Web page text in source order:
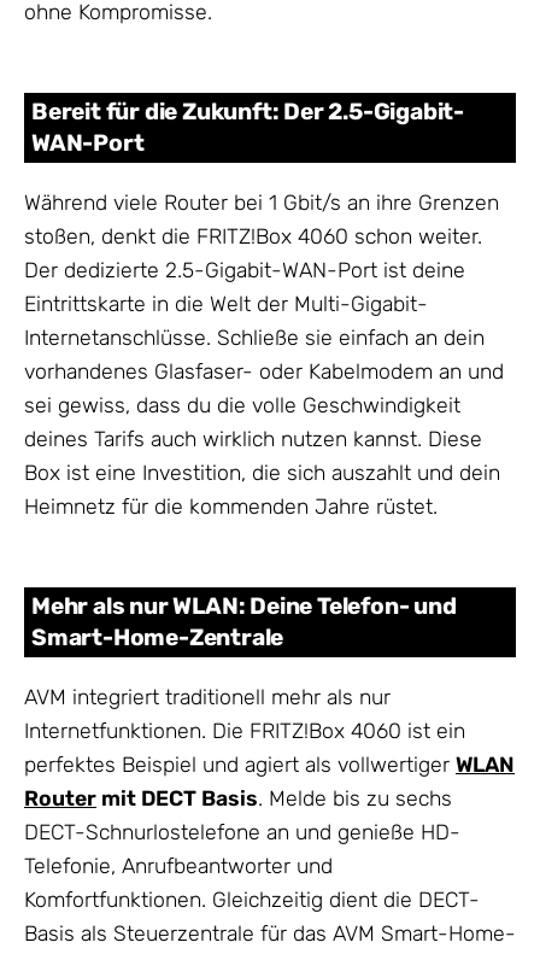
ohne Kompromisse.
Bereit für die Zukunft: Der 2.5-Gigabit-
WAN-Port
Während viele Router bei 1 Gbit/s an ihre Grenzen
stoßen, denkt die FRITZ!Box 4060 schon weiter.
Der dedizierte 2.5-Gigabit-WAN-Port ist deine
Eintrittskarte in die Welt der Multi-Gigabit-
Internetanschlüsse. Schließe sie einfach an dein
vorhandenes Glasfaser- oder Kabelmodem an und
sei gewiss, dass du die volle Geschwindigkeit
deines Tarifs auch wirklich nutzen kannst. Diese
Box ist eine Investition, die sich auszahlt und dein
Heimnetz für die kommenden Jahre rüstet.
Mehr als nur WLAN: Deine Telefon- und
Smart-Home-Zentrale
AVM integriert traditionell mehr als nur
Internetfunktionen. Die FRITZ!Box 4060 ist ein
perfektes Beispiel und agiert als vollwertiger WLAN
Router mit DECT Basis. Melde bis zu sechs
DECT-Schnurlostelefone an und genieße HD-
Telefonie, Anrufbeantworter und
Komfortfunktionen. Gleichzeitig dient die DECT-
Basis als Steuerzentrale für das AVM Smart-Home-